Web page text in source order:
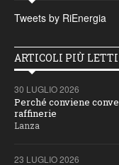
Tweets by RiEnergia
ARTICOLI PIÙ LETTI
30 LUGLIO 2026
Perché conviene
raffinerie
Lanza
23 LUGLIO 2026